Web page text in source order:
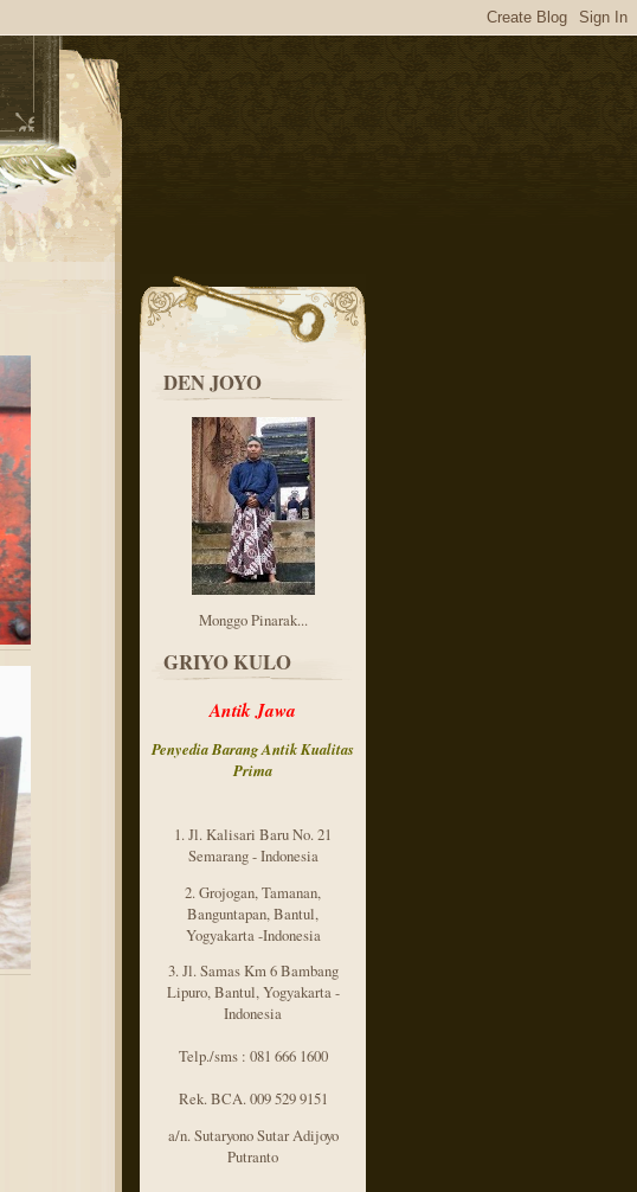
DEN JOYO
Monggo Pinarak...
GRIYO KULO
Antik Jawa
Penyedia Barang AntikKualitas
Prima
1. Jl. Kalisari Baru No. 21
Semarang - Indonesia
2. Grojogan, Tamanan,
Banguntapan, Bantul,
Yogyakarta -Indonesia
3. Jl. Samas Km 6 Bambang
Lipuro, Bantul, Yogyakarta -
Indonesia
Telp./sms : 081 666 1600
Rek. BCA. 009 529 9151
a/n. Sutaryono Sutar Adijoyo
Putranto